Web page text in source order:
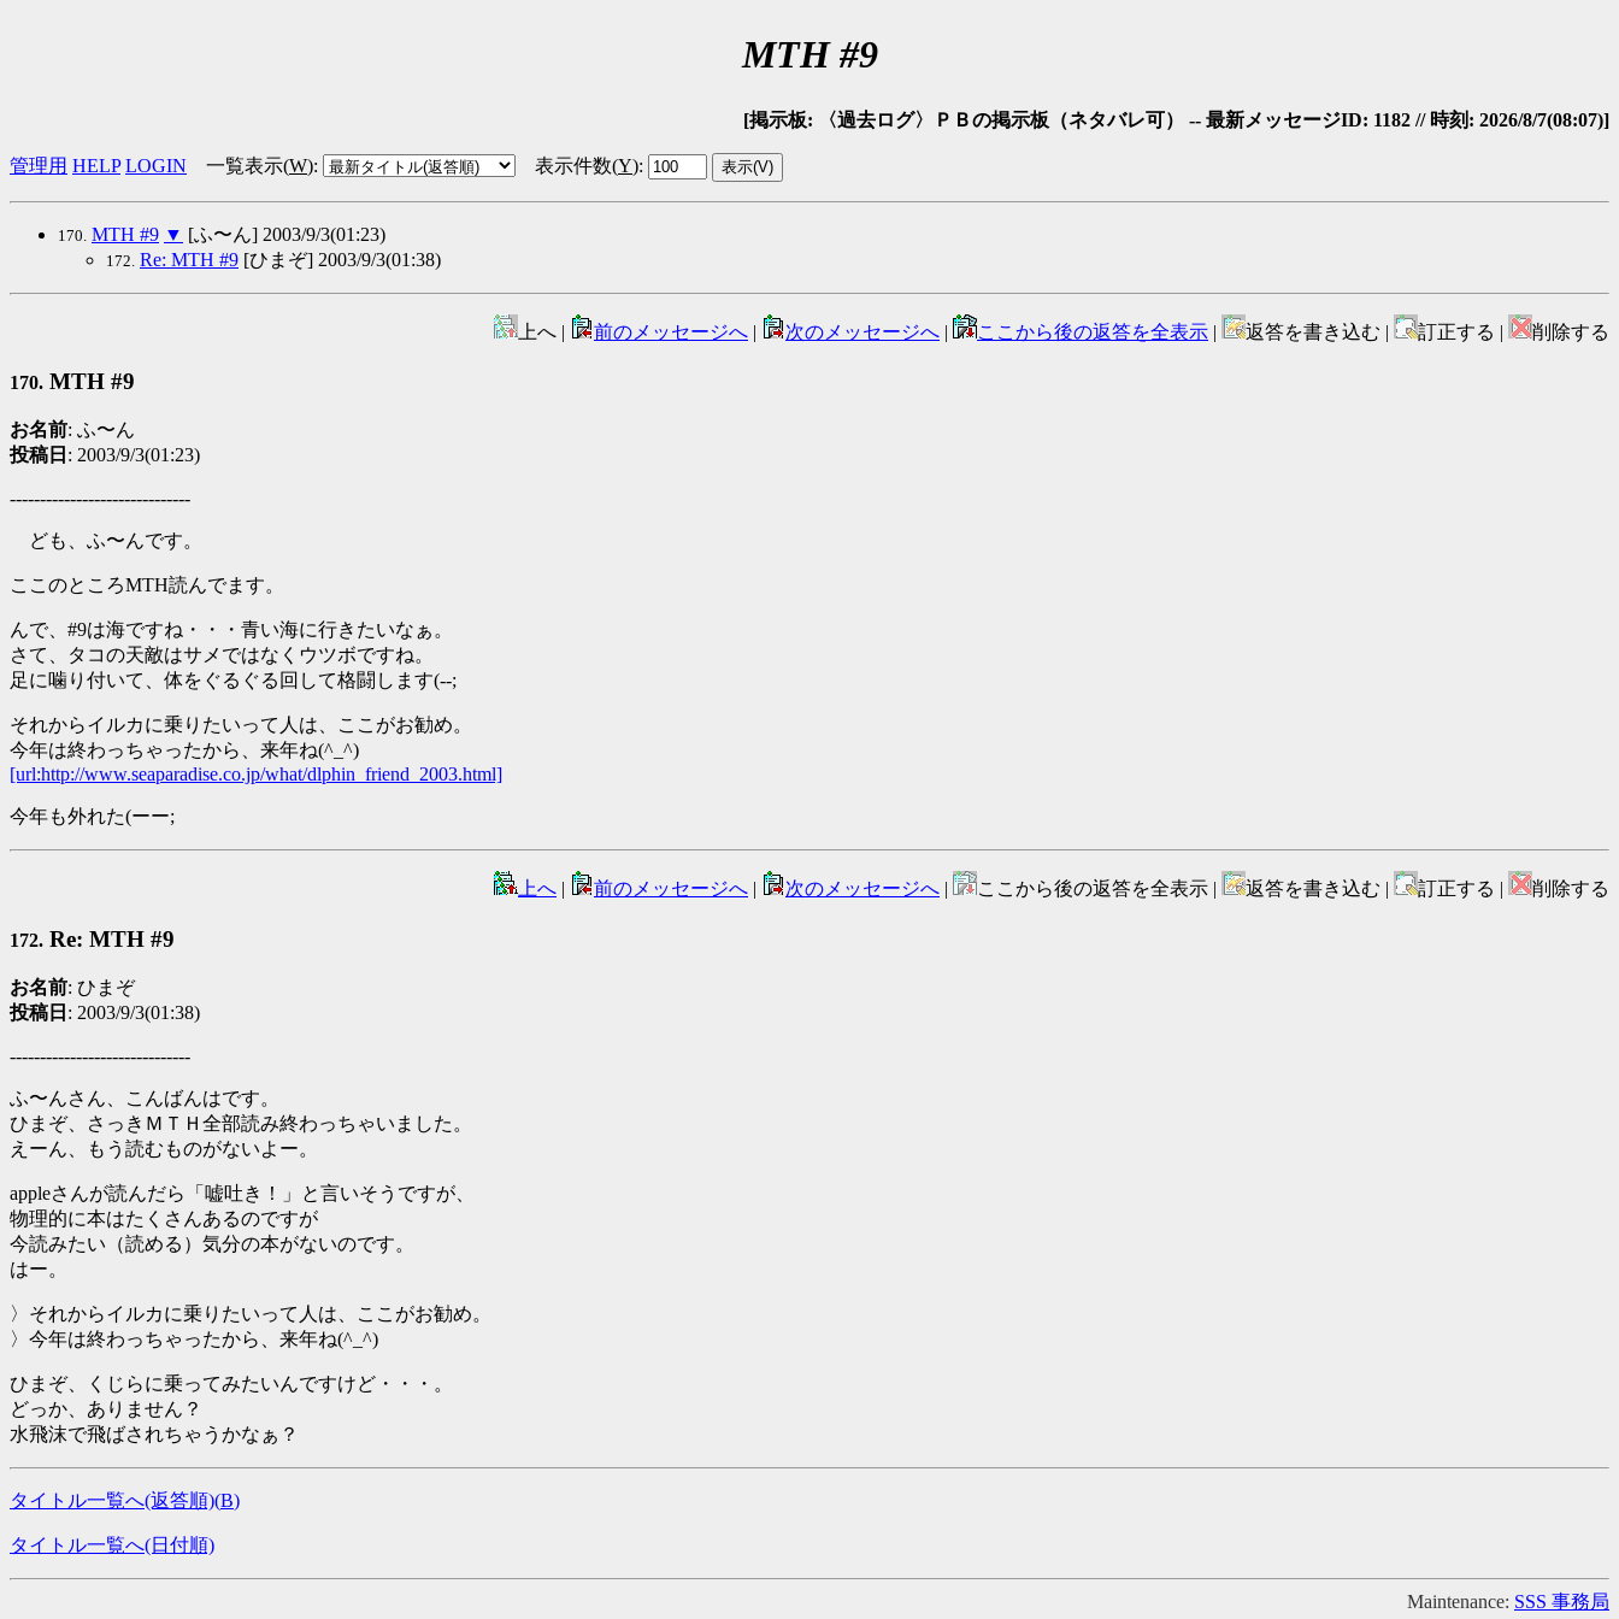
MTH #9
[掲示板: 〈過去ログ〉ＰＢの掲示板（ネタバレ可） -- 最新メッセージID: 1182 // 時刻: 2026/8/7(08:07)]
管理用 HELP LOGIN 一覧表示(W): 表示件数(Y):
170. MTH #9 ▼ [ふ〜ん] 2003/9/3(01:23)
172. Re: MTH #9 [ひまぞ] 2003/9/3(01:38)
上へ | 前のメッセージへ | 次のメッセージへ | ここから後の返答を全表示 | 返答を書き込む | 訂正する | 削除する
170. MTH #9
お名前: ふ〜ん
投稿日 : 2003/9/3(01:23)
------------------------------
ども、ふ〜んです。
ここのところMTH読んでます。
んで、#9は海ですね・・・青い海に行きたいなぁ。
さて、タコの天敵はサメではなくウツボですね。
足に噛り付いて、体をぐるぐる回して格闘します(--;
それからイルカに乗りたいって人は、ここがお勧め。
今年は終わっちゃったから、来年ね(^_^)
[url:http://www.seaparadise.co.jp/what/dlphin_friend_2003.html]
今年も外れた(ーー;
上へ 前のメッセージへ 次のメッセージへ ここから後の返答を全表示 | 返答を書き込む | 訂正する | 削除する
172. Re: MTH #9
お名前: ひまぞ
投稿日 : 2003/9/3(01:38)
------------------------------
ふ〜んさん、こんばんはです。
ひまぞ、さっきＭＴＨ全部読み終わっちゃいました。
えーん、もう読むものがないよー。
appleさんが読んだら「嘘吐き！」と言いそうですが、
物理的に本はたくさんあるのですが
今読みたい（読める）気分の本がないのです。
はー。
〉それからイルカに乗りたいって人は、ここがお勧め。
〉今年は終わっちゃったから、来年ね(^_^)
ひまぞ、くじらに乗ってみたいんですけど・・・。
どっか、ありません？
水飛沫で飛ばされちゃうかなぁ？
タイトル一覧へ(返答順)(B)
タイトル一覧へ(日付順)
Maintenance: SSS 事務局